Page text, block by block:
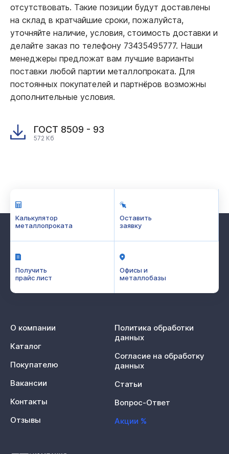
отсутствовать. Такие позиции будут доставлены
на склад в кратчайшие сроки, пожалуйста,
уточняйте наличие, условия, стоимость доставки и
делайте заказ по телефону 73435495777. Наши
менеджеры предложат вам лучшие варианты
поставки любой партии металлопроката. Для
постоянных покупателей и партнёров возможны
дополнительные условия.
ГОСТ 8509 - 93
572 Кб
Калькулятор
металлопроката
Оставить
заявку
Получить
прайс лист
Офисы и
металлобазы
О компании
Каталог
Покупателю
Вакансии
Контакты
Отзывы
Политика обработки
данных
Согласие на обработку
данных
Статьи
Вопрос-Ответ
Акции %